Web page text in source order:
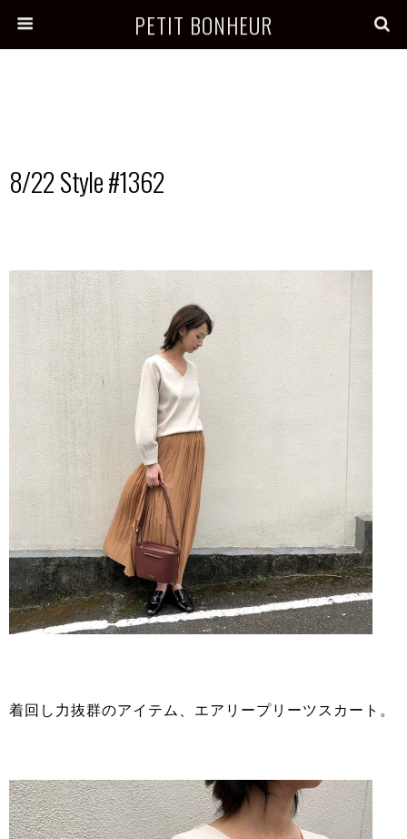
PETIT BONHEUR
8/22 Style #1362
着回し力抜群のアイテム、エアリープリーツスカート。